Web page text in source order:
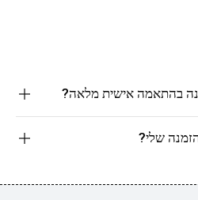
בהתאמה אישית מלאה?
שלי?